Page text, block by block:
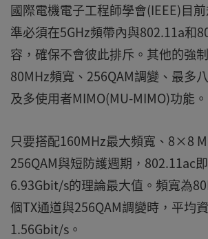
國際電機電子工程師學會(IEEE)目
準必須在5GHz頻帶內與802.11a和
容，確保不會彼此排斥。其他的強
80MHz頻寬、256QAM調變、最多
及多使用者MIMO(MU-MIMO)功能。
只要搭配160MHz最大頻寬、8×8
256QAM與短防護週期，802.11ac
6.93Gbit/s的理論最大值。頻寬為
個TX通道與256QAM調變時，平均
1.56Gbit/s。